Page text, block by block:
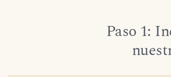
Paso 1: